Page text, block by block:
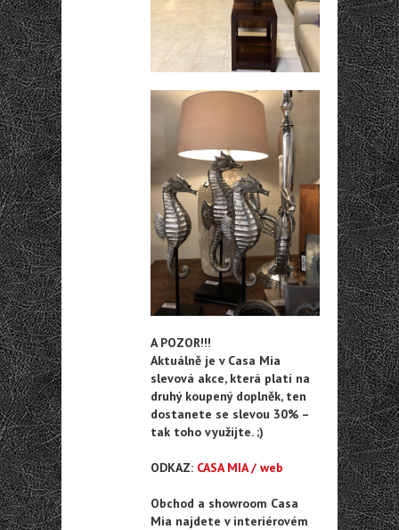
A POZOR!!!
Aktuálně je v Casa Mia
slevová akce, která platí na
druhý koupený doplněk, ten
dostanete se slevou 30% –
tak toho využijte. ;)
ODKAZ: CASA MIA / web
Obchod a showroom Casa
Mia najdete v interiérovém